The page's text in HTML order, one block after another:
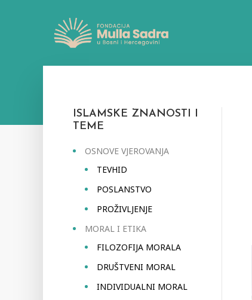
ISLAMSKE ZNANOSTI I
TEME
OSNOVE VJEROVANJA
TEVHID
POSLANSTVO
PROŽIVLJENJE
MORAL I ETIKA
FILOZOFIJA MORALA
DRUŠTVENI MORAL
INDIVIDUALNI MORAL